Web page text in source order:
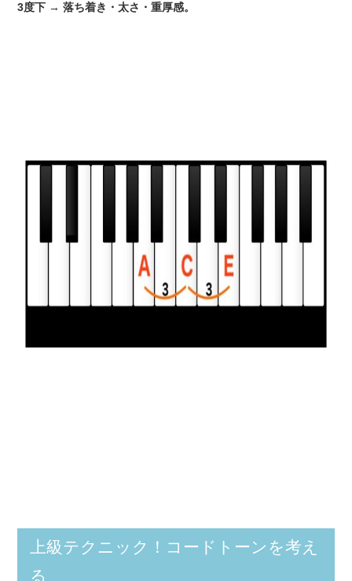
3度下 → 落ち着き・太さ・重厚感。
上級テクニック！コードトーンを考え
る